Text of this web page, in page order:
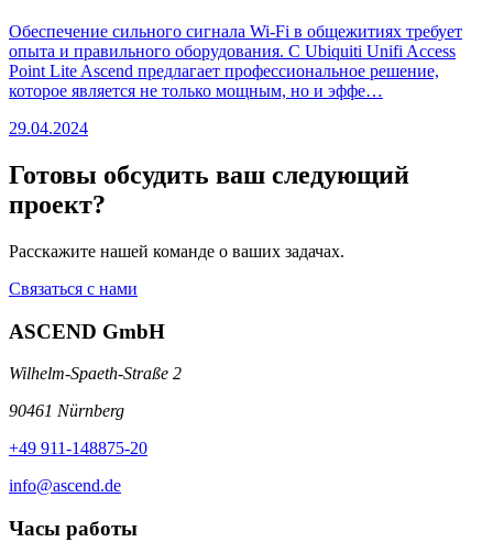
Обеспечение сильного сигнала Wi-Fi в общежитиях требует
опыта и правильного оборудования. С Ubiquiti Unifi Access
Point Lite Ascend предлагает профессиональное решение,
которое является не только мощным, но и эффе…
29.04.2024
Готовы обсудить ваш следующий
проект?
Расскажите нашей команде о ваших задачах.
Связаться с нами
ASCEND GmbH
Wilhelm-Spaeth-Straße 2
90461 Nürnberg
+49 911-148875-20
info@ascend.de
Часы работы